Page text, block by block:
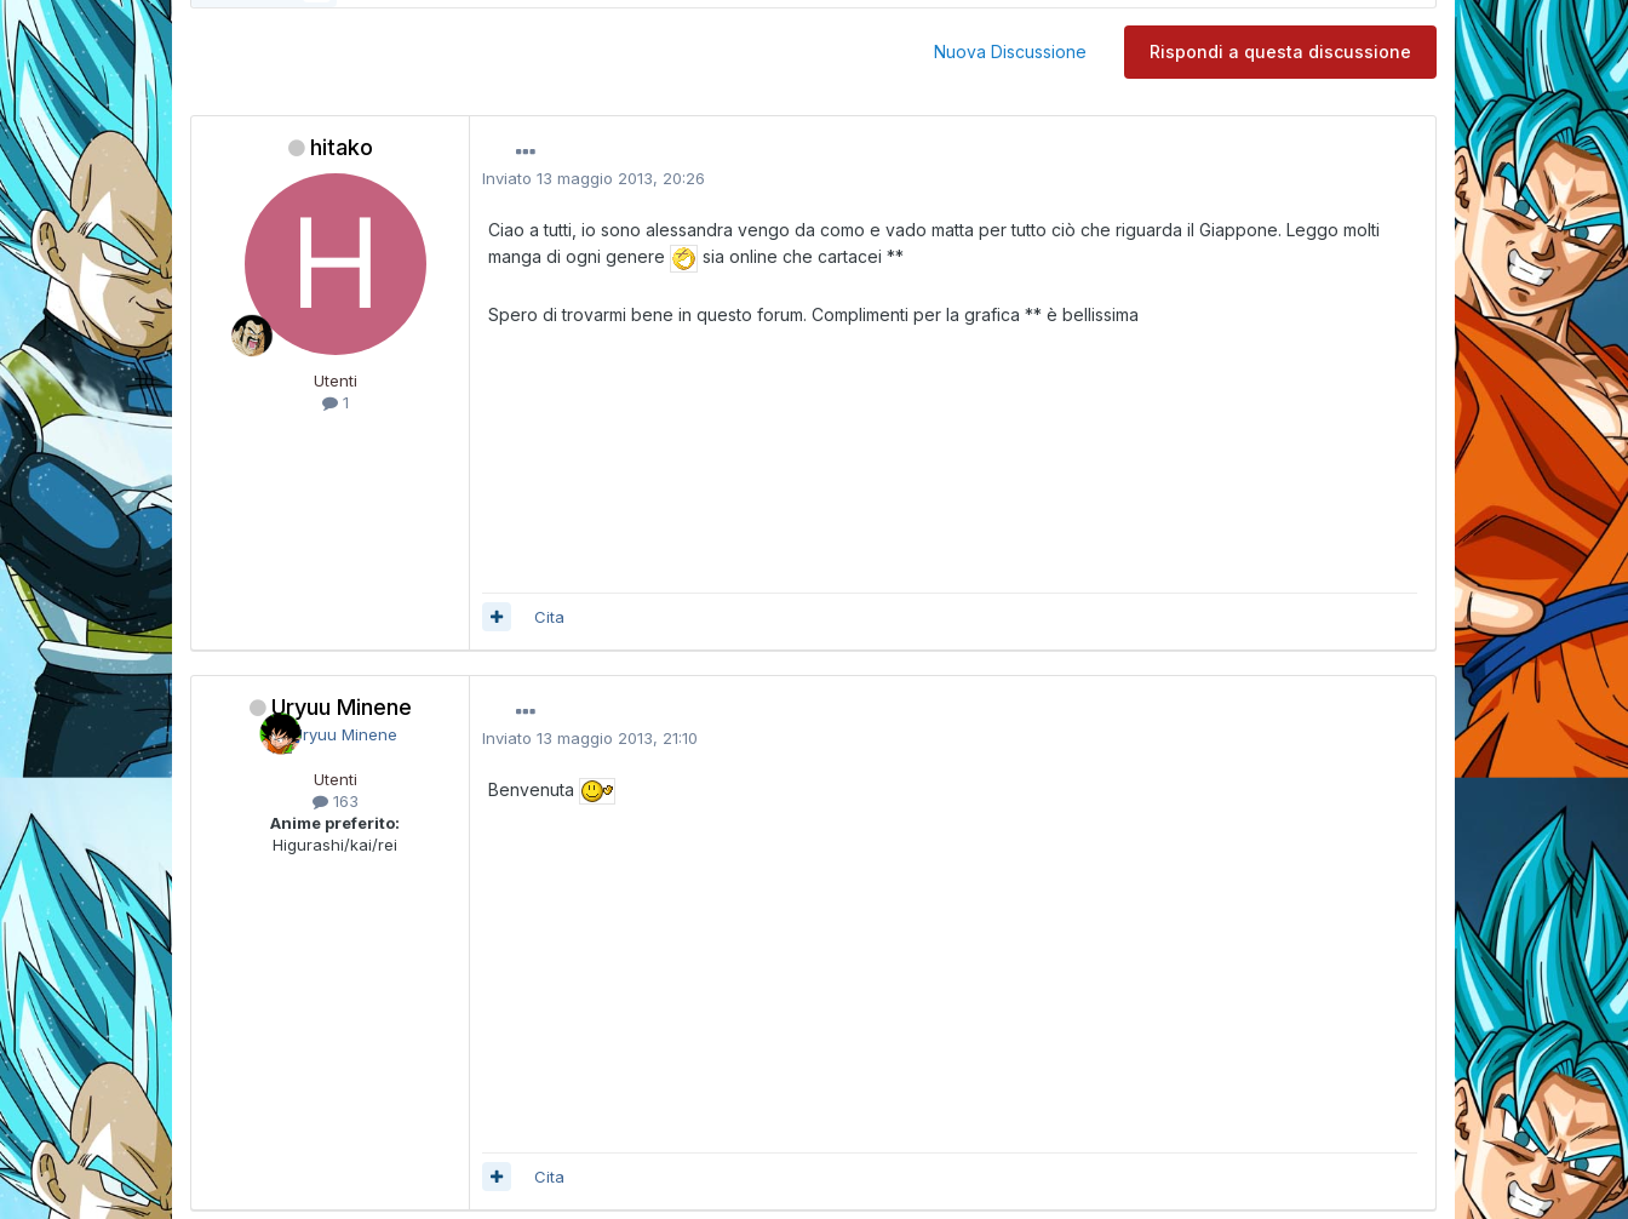
Rispondi a questa discussione
Nuova Discussione
hitako
Utenti
1
Inviato13 maggio 2013, 20:26
Ciao a tutti, io sono alessandra vengo da como e vado matta per tutto ciò che riguarda il Giappone. Leggo molti
manga di ogni genere
sia online che cartacei **
Spero di trovarmi bene in questo forum. Complimenti per la grafica ** è bellissima
Cita
Uryuu Minene
Utenti
163
Anime preferito:
Higurashi/kai/rei
Inviato13 maggio 2013, 21:10
Benvenuta
Cita